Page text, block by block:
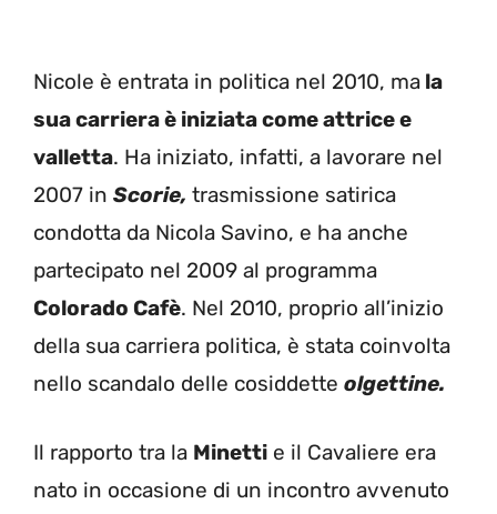
Nicole è entrata in politica nel 2010, ma la
sua carriera è iniziata come attrice e
valletta. Ha iniziato, infatti, a lavorare nel
2007 in Scorie, trasmissione satirica
condotta da Nicola Savino, e ha anche
partecipato nel 2009 al programma
Colorado Cafè. Nel 2010, proprio all’inizio
della sua carriera politica, è stata coinvolta
nello scandalo delle cosiddette olgettine.
Il rapporto tra la Minetti e il Cavaliere era
nato in occasione di un incontro avvenuto